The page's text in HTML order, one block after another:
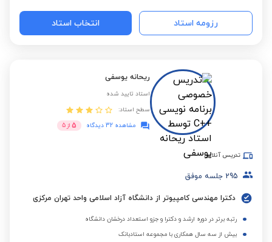
رزومه استاد انتخاب استاد
ریحانه یوسفی
استاد تایید شده
سطح استاد:
مشاهده 32 دیدگاه
5 از 5
تدریس آنلاین
295 جلسه موفق
دکترا مهندسی کامپیوتر از دانشگاه آزاد اسلامی واحد تهران مرکزی
رتبه برتر در دوره ارشد و دکترا و جزو استعداد درخشان دانشگاه
بیش از سه سال همکاری با مجموعه استادبانک